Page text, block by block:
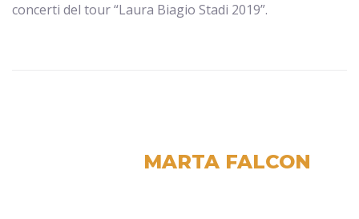
concerti del tour “Laura Biagio Stadi 2019”.
MARTA FALCON